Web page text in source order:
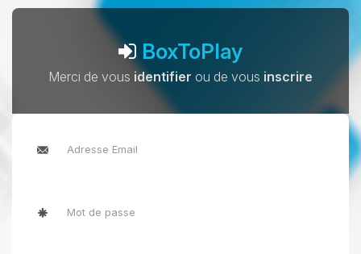
BoxToPlay
Merci de vous identifier ou de vous inscrire